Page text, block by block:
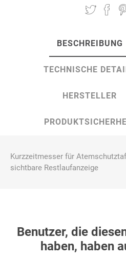
BESCHREIBUNG
TECHNISCHE
HERSTELLER
Kurzzeitmesser für
sichtbare Restlaufanzeige
Benutzer, die
haben, haben